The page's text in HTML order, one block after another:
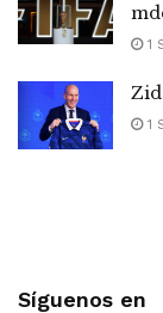
1
1
Síguenos en